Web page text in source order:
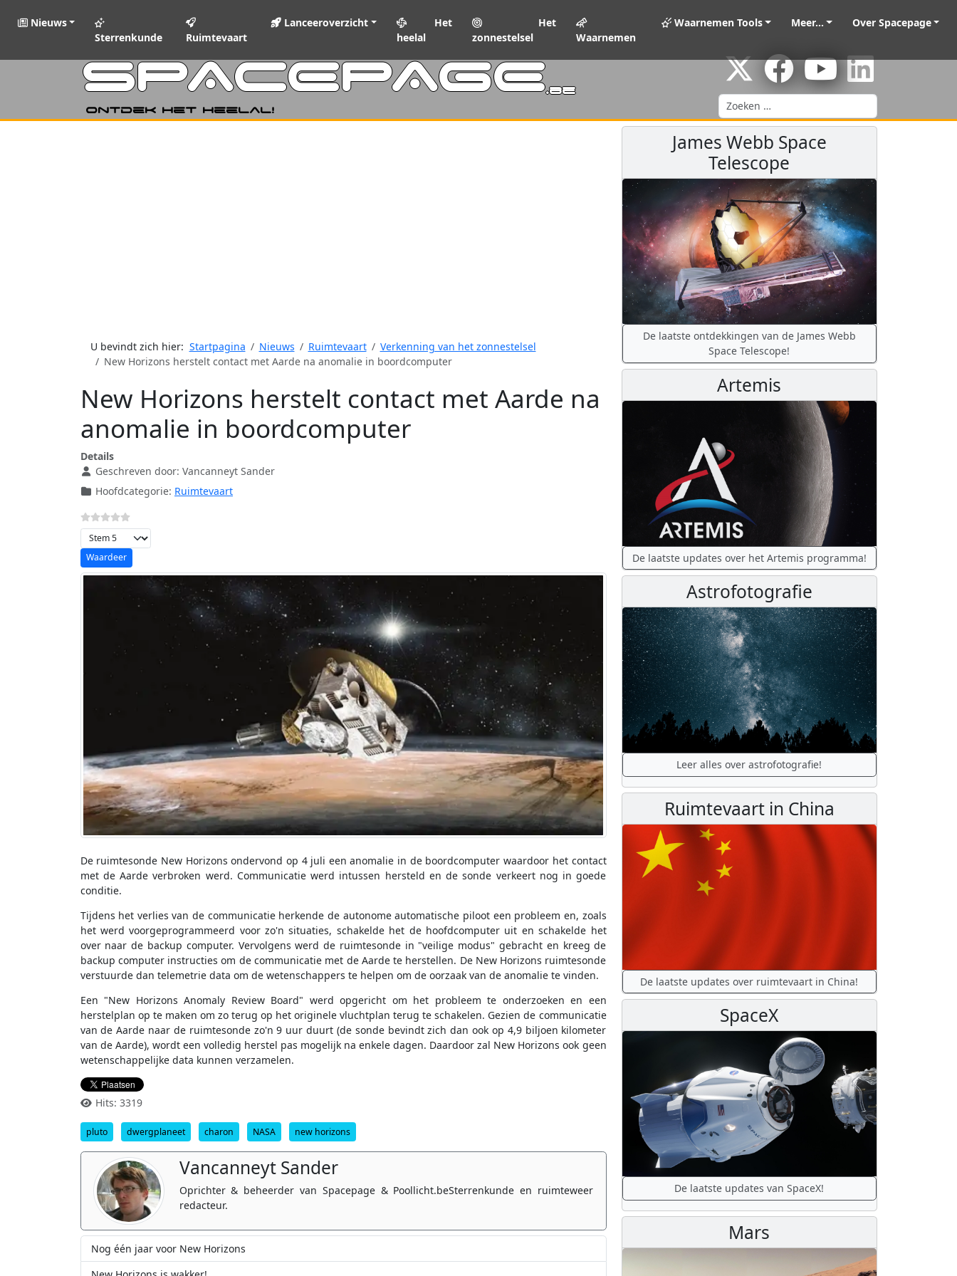
Nieuws
Sterrenkunde
Ruimtevaart
Lanceeroverzicht
Het
heelal
Het
zonnestelsel
Waarnemen
Waarnemen Tools Meer... Over Spacepage
SPACEPAGE.be
Ontdek het heelal!
Zoeken
U bevindt zich hier: Startpagina Nieuws Ruimtevaart
Verkenning van het zonnestelsel
New Horizons herstelt contact met Aarde na anomalie in boordcomputer
New Horizons herstelt contact met Aarde na
anomalie in boordcomputer
Details
Geschreven door: Vancanneyt Sander
Hoofdcategorie: Ruimtevaart
Voeg waardering toe
De ruimtesonde New Horizons ondervond op 4 juli een anomalie in de boordcomputer waardoor het contact
met de Aarde verbroken werd. Communicatie werd intussen hersteld en de sonde verkeert nog in goede
conditie.
Tijdens het verlies van de communicatie herkende de autonome automatische piloot een probleem en, zoals
het werd voorgeprogrammeerd voor zo'n situaties, schakelde het de hoofdcomputer uit en schakelde het
over naar de backup computer. Vervolgens werd de ruimtesonde in "veilige modus" gebracht en kreeg de
backup computer instructies om de communicatie met de Aarde te herstellen. De New Horizons ruimtesonde
verstuurde dan telemetrie data om de wetenschappers te helpen om de oorzaak van de anomalie te vinden.
Een "New Horizons Anomaly Review Board" werd opgericht om het probleem te onderzoeken en een
herstelplan op te maken om zo terug op het originele vluchtplan terug te schakelen. Gezien de communicatie
van de Aarde naar de ruimtesonde zo'n 9 uur duurt (de sonde bevindt zich dan ook op 4,9 biljoen kilometer
van de Aarde), wordt een volledig herstel pas mogelijk na enkele dagen. Daardoor zal New Horizons ook geen
wetenschappelijke data kunnen verzamelen.
Hits: 3319
pluto dwergplaneet charon NASA new horizons
Vancanneyt Sander
Oprichter & beheerder van Spacepage & Poollicht.beSterrenkunde en ruimteweer
redacteur.
Nog één jaar voor New Horizons
James Webb Space
Telescope
De laatste ontdekkingen van de James Webb
Space Telescope!
Artemis
De laatste updates over het Artemis programma!
Astrofotografie
Leer alles over astrofotografie!
Ruimtevaart in China
De laatste updates over ruimtevaart in China!
SpaceX
De laatste updates van SpaceX!
Mars